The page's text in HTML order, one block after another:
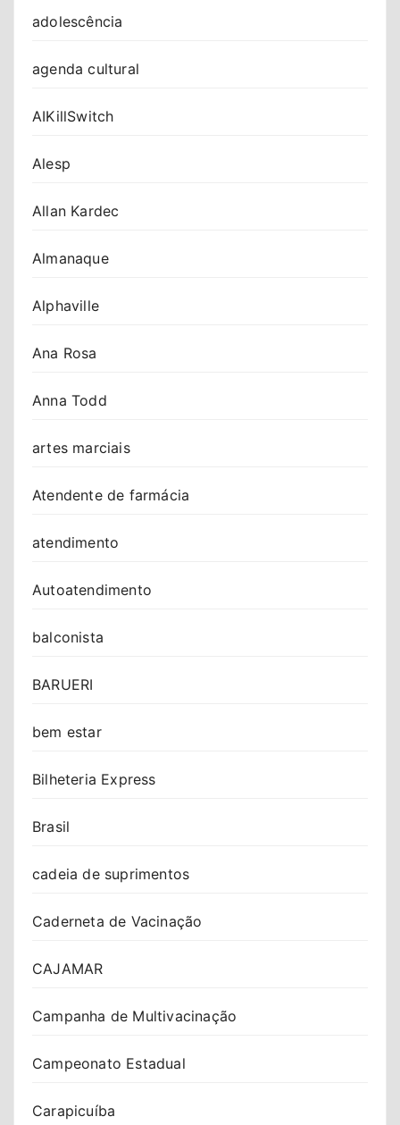
adolescência
agenda cultural
AIKillSwitch
Alesp
Allan Kardec
Almanaque
Alphaville
Ana Rosa
Anna Todd
artes marciais
Atendente de farmácia
atendimento
Autoatendimento
balconista
BARUERI
bem estar
Bilheteria Express
Brasil
cadeia de suprimentos
Caderneta de Vacinação
CAJAMAR
Campanha de Multivacinação
Campeonato Estadual
Carapicuíba